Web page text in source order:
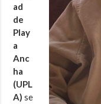
ad
de
Play
a
Anc
ha
(UPL
A) se